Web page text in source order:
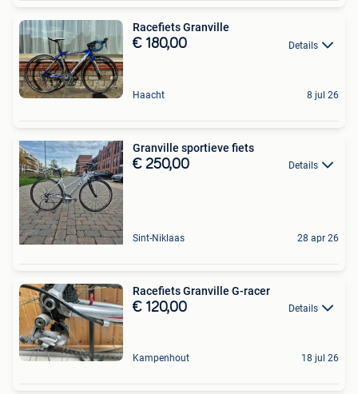
Racefiets Granville
€ 180,00 Details
Haacht 8 jul 26
Granville sportieve fiets
€ 250,00 Details
Sint-Niklaas 28 apr 26
Racefiets Granville G-racer
€ 120,00 Details
Kampenhout 18 jul 26